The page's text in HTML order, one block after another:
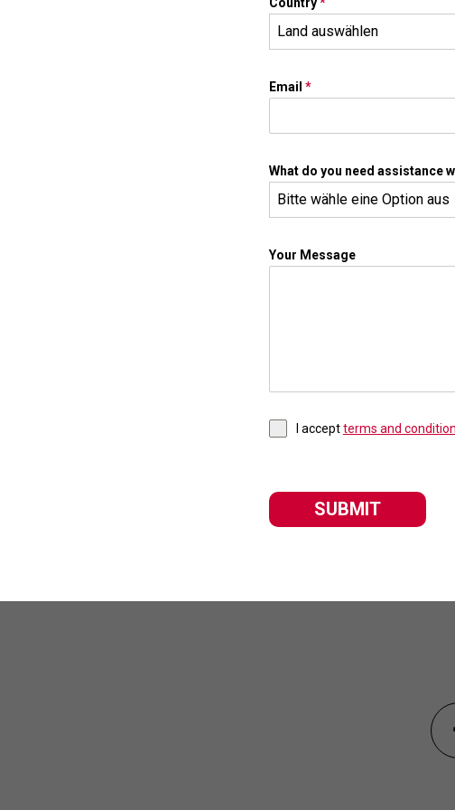
Land auswählen
Email *
What do you need assistance
Bitte wähle eine Option aus
Your Message
I acceptterms and
SUBMIT